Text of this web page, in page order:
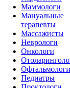
Маммологи
Мануальные
терапевты
Массажисты
Неврологи
Онкологи
Офтальмологи
Педиатры